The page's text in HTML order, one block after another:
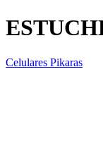
Celulares Pikaras